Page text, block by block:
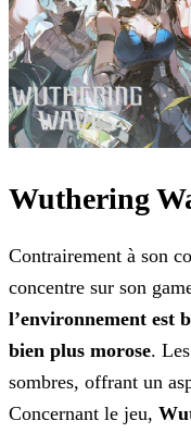
Wuthering
Contrairement à son
concentre sur son
l’environnement est
bien plus morose.
sombres, offrant un
Concernant le jeu,